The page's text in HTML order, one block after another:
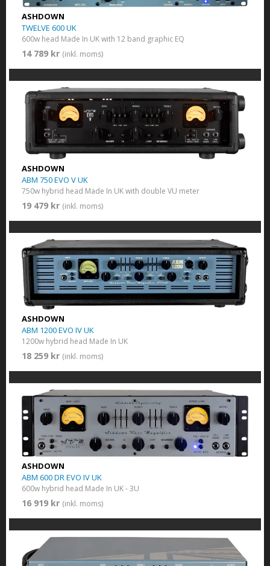
ASHDOWN
TWELVE 600 UK
600w head Made In UK with 12 band graphic EQ
14 789 kr (inkl. moms)
ASHDOWN
ABM 750 EVO V UK
750w hybrid head Made In UK with double VU meter
19 479 kr (inkl. moms)
ASHDOWN
ABM 1200 EVO IV UK
1200w hybrid head Made In UK
18 259 kr (inkl. moms)
ASHDOWN
ABM 600 DR EVO IV UK
600w hybrid head Made In UK - 3U
16 919 kr (inkl. moms)